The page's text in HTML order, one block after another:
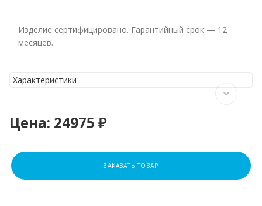
Изделие сертифицировано. Гарантийный срок — 12
месяцев.
Характеристики
Цена: 24975 ₽
ЗАКАЗАТЬ ТОВАР